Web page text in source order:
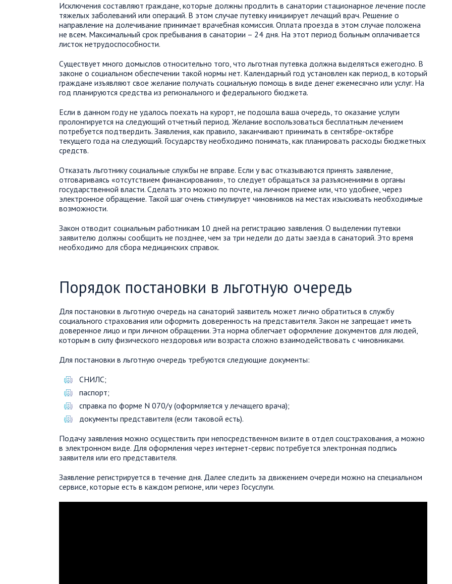
Исключения составляют граждане, которые должны продлить в санатории стационарное лечение после
тяжелых заболеваний или операций. В этом случае путевку инициирует лечащий врач. Решение о
направление на долечивание принимает врачебная комиссия. Оплата проезда в этом случае положена
не всем. Максимальный срок пребывания в санатории – 24 дня. На этот период больным оплачивается
листок нетрудоспособности.
Существует много домыслов относительно того, что льготная путевка должна выделяться ежегодно. В
законе о социальном обеспечении такой нормы нет. Календарный год установлен как период, в который
граждане изъявляют свое желание получать социальную помощь в виде денег ежемесячно или услуг. На
год планируются средства из регионального и федерального бюджета.
Если в данном году не удалось поехать на курорт, не подошла ваша очередь, то оказание услуги
пролонгируется на следующий отчетный период. Желание воспользоваться бесплатным лечением
потребуется подтвердить. Заявления, как правило, заканчивают принимать в сентябре-октябре
текущего года на следующий. Государству необходимо понимать, как планировать расходы бюджетных
средств.
Отказать льготнику социальные службы не вправе. Если у вас отказываются принять заявление,
отговариваясь «отсутствием финансирования», то следует обращаться за разъяснениями в органы
государственной власти. Сделать это можно по почте, на личном приеме или, что удобнее, через
электронное обращение. Такой шаг очень стимулирует чиновников на местах изыскивать необходимые
возможности.
Закон отводит социальным работникам 10 дней на регистрацию заявления. О выделении путевки
заявителю должны сообщить не позднее, чем за три недели до даты заезда в санаторий. Это время
необходимо для сбора медицинских справок.
Порядок постановки в льготную очередь
Для постановки в льготную очередь на санаторий заявитель может лично обратиться в службу
социального страхования или оформить доверенность на представителя. Закон не запрещает иметь
доверенное лицо и при личном обращении. Эта норма облегчает оформление документов для людей,
которым в силу физического нездоровья или возраста сложно взаимодействовать с чиновниками.
Для постановки в льготную очередь требуются следующие документы:
СНИЛС;
паспорт;
справка по форме N 070/у (оформляется у лечащего врача);
документы представителя (если таковой есть).
Подачу заявления можно осуществить при непосредственном визите в отдел соцстрахования, а можно
в электронном виде. Для оформления через интернет-сервис потребуется электронная подпись
заявителя или его представителя.
Заявление регистрируется в течение дня. Далее следить за движением очереди можно на специальном
сервисе, которые есть в каждом регионе, или через Госуслуги.